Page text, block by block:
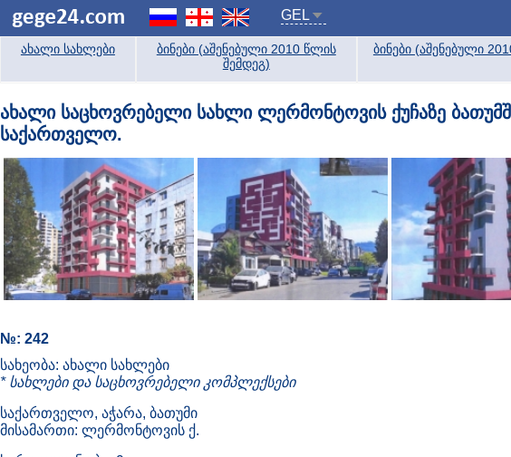
GEL
ახალი სახლები
ბინები (აშენებული 2010 წლის
შემდეგ)
ბინები (აშენებული
ახალი საცხოვრებელი სახლი ლერმონტოვის ქუჩაზე
საქართველო.
№: 242
სახეობა: ახალი სახლები
* სახლები და საცხოვრებელი კომპლექსები
საქართველო, აჭარა, ბათუმი
მისამართი: ლერმონტოვის ქ.